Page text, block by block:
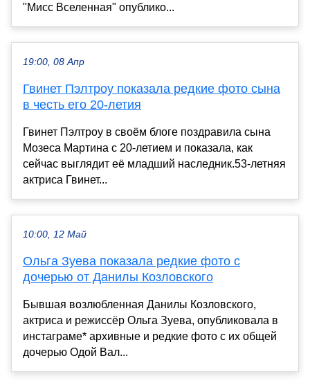
"Мисс Вселенная" опублико...
19:00, 08 Апр
Гвинет Пэлтроу показала редкие фото сына
в честь его 20-летия
Гвинет Пэлтроу в своём блоге поздравила сына
Мозеса Мартина с 20-летием и показала, как
сейчас выглядит её младший наследник.53-летняя
актриса Гвинет...
10:00, 12 Май
Ольга Зуева показала редкие фото с
дочерью от Данилы Козловского
Бывшая возлюбленная Данилы Козловского,
актриса и режиссёр Ольга Зуева, опубликовала в
инстаграме* архивные и редкие фото с их общей
дочерью Одой Вал...